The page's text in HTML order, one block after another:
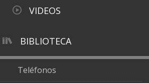
VIDEOS
BIBLIOTECA
Teléfonos